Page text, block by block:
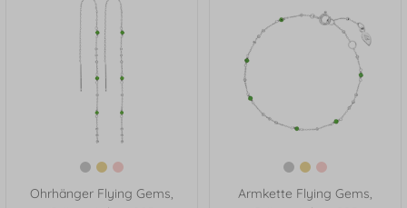
Ohrhänger Flying Gems,
Armkette Flying Gems,